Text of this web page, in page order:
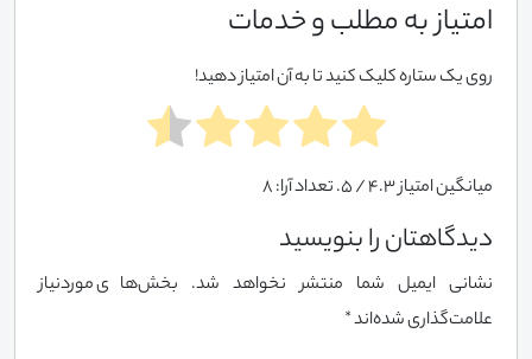
امتیاز به مطلب و خدمات
روی یک ستاره کلیک کنید تا به آن امتیاز دهید!
میانگین امتیاز4.3/ 5. تعداد آرا: 8
دیدگاهتان را بنویسید
نشانی ایمیل شما منتشر نخواهد شد. بخش‌های موردنیاز
علامت‌گذاری شده‌اند*